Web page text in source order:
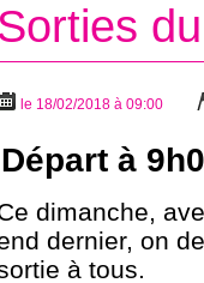
le 18/02/2018 à 09:00
Départ à
dimanche,
dernier, on
à tous.